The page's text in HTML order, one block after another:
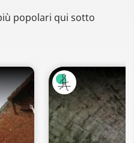
popolari qui sotto